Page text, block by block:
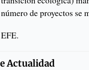
número de proyectos se
EFE.
Actualidad